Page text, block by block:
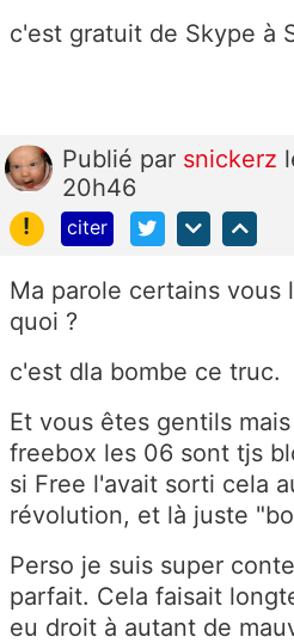
c'est gratuit de Skype à
Publié par snickerz
20h46
!
citer
Ma parole certains vous
quoi ?
c'est dla bombe ce truc.
Et vous êtes gentils
freebox les 06 sont tjs
si Free l'avait sorti cela
révolution, et là juste
Perso je suis super
parfait. Cela faisait
eu droit à autant de